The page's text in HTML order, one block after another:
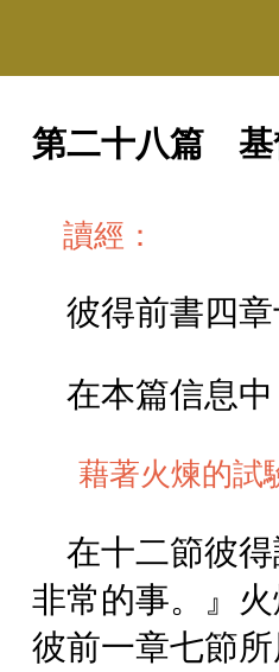
第二十八篇 基
讀經：
彼得前書四章
在本篇信息
藉著火煉的試
在十二節彼
非常的事。』
彼前一章七節